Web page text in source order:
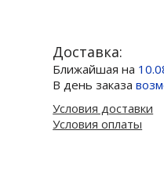
Доставка:
Ближайшая на
В день заказа
Условия доставки
Условия оплаты